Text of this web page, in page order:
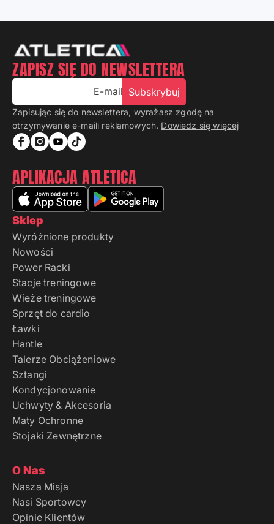
Sklep
Wyróżnione produkty
Nowości
Power Racki
Stacje treningowe
Wieże treningowe
Sprzęt do cardio
Ławki
Hantle
Talerze Obciążeniowe
Sztangi
Kondycjonowanie
Uchwyty & Akcesoria
Maty Ochronne
Stojaki Zewnętrzne
O Nas
Nasza Misja
Nasi Sportowcy
Opinie Klientów
ZAPISZ SIĘ DO NEWSLETTERA
E-mail Subskrybuj
Zapisując się do newslettera, wyrażasz zgodę na
otrzymywanie e-maili reklamowych. Dowiedz się więcej
APLIKACJA ATLETICA